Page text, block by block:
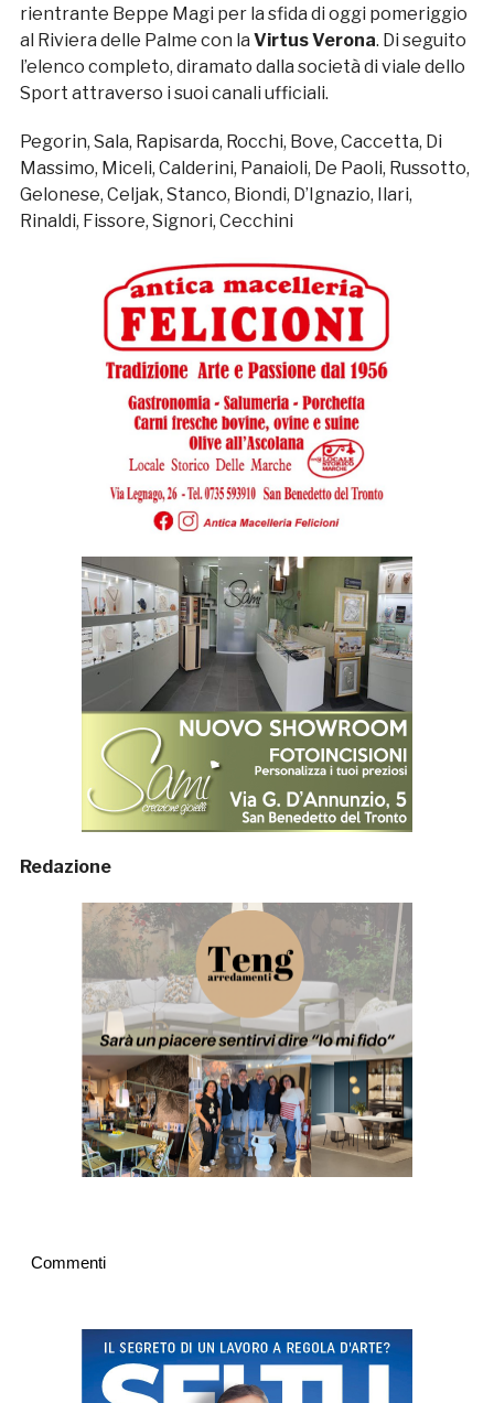
rientrante Beppe Magi per la sfida di oggi pomeriggio
al Riviera delle Palme con la Virtus Verona. Di seguito
l’elenco completo, diramato dalla società di viale dello
Sport attraverso i suoi canali ufficiali.
Pegorin, Sala, Rapisarda, Rocchi, Bove, Caccetta, Di
Massimo, Miceli, Calderini, Panaioli, De Paoli, Russotto,
Gelonese, Celjak, Stanco, Biondi, D’Ignazio, Ilari,
Rinaldi, Fissore, Signori, Cecchini
Redazione
Commenti